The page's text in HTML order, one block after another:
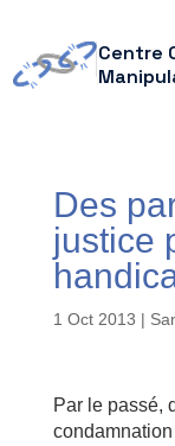
Centre
Des
justice
1 Oct 2013 |
Par le passé,